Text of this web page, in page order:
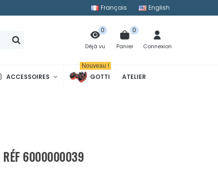
Français English
Déjà vu
0
Panier
0
Connexion
ACCESSOIRES GOTTI
Nouveau !
ATELIER
- RÉF 6000000039